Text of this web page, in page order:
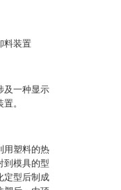
料装置
及一种显示
。
用塑料的热
到模具的型
定型后制成